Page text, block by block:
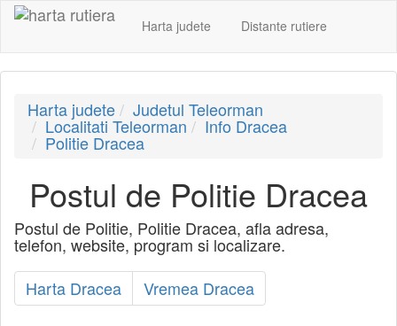
Harta judete Distante rutiere
Harta judete Judetul Teleorman
Localitati Teleorman Info Dracea
Politie Dracea
Postul de Politie Dracea
Postul de Politie, Politie Dracea, afla adresa,
telefon, website, program si localizare.
Harta Dracea
Vremea Dracea